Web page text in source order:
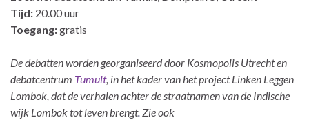
Tijd: 20.00 uur
Toegang:gratis
De debatten worden georganiseerd door Kosmopolis Utrecht en
debatcentrum Tumult, in het kader van het project Linken Leggen
Lombok, dat de verhalen achter de straatnamen van de Indische
wijk Lombok tot leven brengt.Zie ook